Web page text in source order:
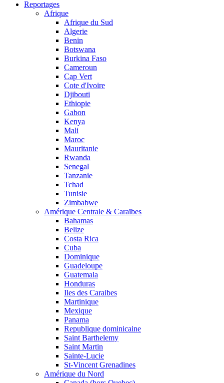
Reportages
Afrique
Afrique du Sud
Algerie
Benin
Botswana
Burkina Faso
Cameroun
Cap Vert
Cote d'Ivoire
Djibouti
Ethiopie
Gabon
Kenya
Mali
Maroc
Mauritanie
Rwanda
Senegal
Tanzanie
Tchad
Tunisie
Zimbabwe
Amérique Centrale & Caraïbes
Bahamas
Belize
Costa Rica
Cuba
Dominique
Guadeloupe
Guatemala
Honduras
Iles des Caraibes
Martinique
Mexique
Panama
Republique dominicaine
Saint Barthelemy
Saint Martin
Sainte-Lucie
St-Vincent Grenadines
Amérique du Nord